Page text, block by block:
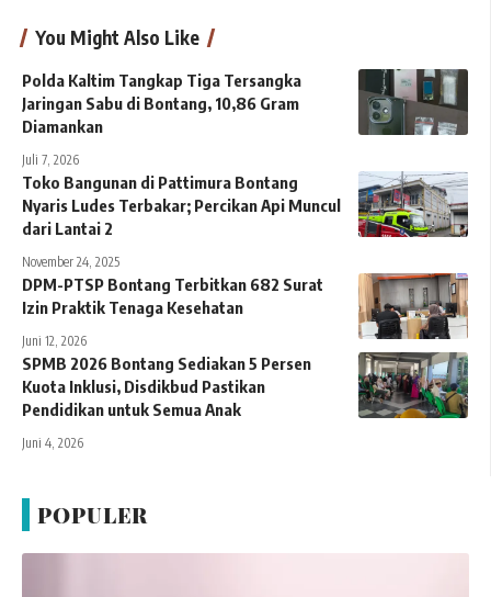
You Might Also Like
Polda Kaltim Tangkap Tiga Tersangka
Jaringan Sabu di Bontang, 10,86 Gram
Diamankan
Juli 7, 2026
Toko Bangunan di Pattimura Bontang
Nyaris Ludes Terbakar; Percikan Api Muncul
dari Lantai 2
November 24, 2025
DPM-PTSP Bontang Terbitkan 682 Surat
Izin Praktik Tenaga Kesehatan
Juni 12, 2026
SPMB 2026 Bontang Sediakan 5 Persen
Kuota Inklusi, Disdikbud Pastikan
Pendidikan untuk Semua Anak
Juni 4, 2026
POPULER